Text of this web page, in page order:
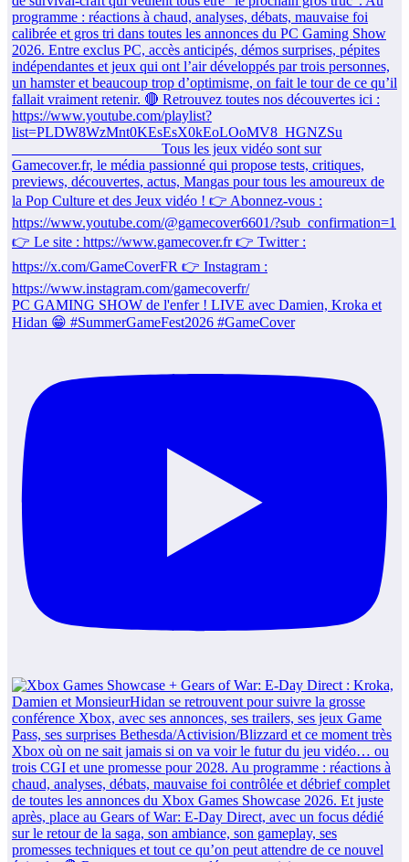
PC GAMING SHOW de l'enfer ! LIVE avec Damien, Kroka et
Hidan 😁 #SummerGameFest2026 #GameCover